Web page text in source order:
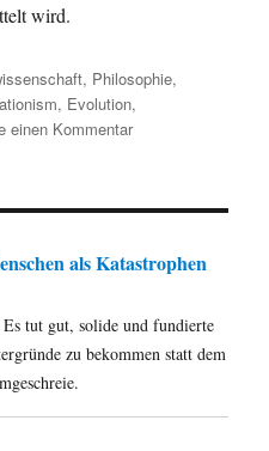
wird.
, Philosophie,
, Evolution,
einen Kommentarzu
Evolution?
als Katastrophen
tut gut, solide und fundierte
zu bekommen statt dem